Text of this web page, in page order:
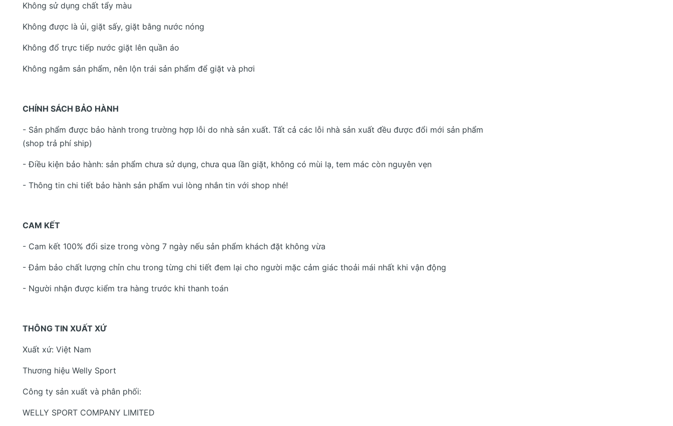
Không sử dụng chất tẩy màu
Không được là ủi, giặt sấy, giặt bằng nước nóng
Không đổ trực tiếp nước giặt lên quần áo
Không ngâm sản phẩm, nên lộn trái sản phẩm để giặt và phơi
CHÍNH SÁCH BẢO HÀNH
- Sản phẩm được bảo hành trong trường hợp lỗi do nhà sản xuất. Tất cả các lỗi nhà sản xuất đều được đổi mới sản phẩm
(shop trả phí ship)
- Điều kiện bảo hành: sản phẩm chưa sử dụng, chưa qua lần giặt, không có mùi lạ, tem mác còn nguyên vẹn
- Thông tin chi tiết bảo hành sản phẩm vui lòng nhắn tin với shop nhé!
CAM KẾT
- Cam kết 100% đổi size trong vòng 7 ngày nếu sản phẩm khách đặt không vừa
- Đảm bảo chất lượng chỉn chu trong từng chi tiết đem lại cho người mặc cảm giác thoải mái nhất khi vận động
- Người nhận được kiểm tra hàng trước khi thanh toán
THÔNG TIN XUẤT XỨ
Xuất xứ: Việt Nam
Thương hiệu Welly Sport
Công ty sản xuất và phân phối:
WELLY SPORT COMPANY LIMITED